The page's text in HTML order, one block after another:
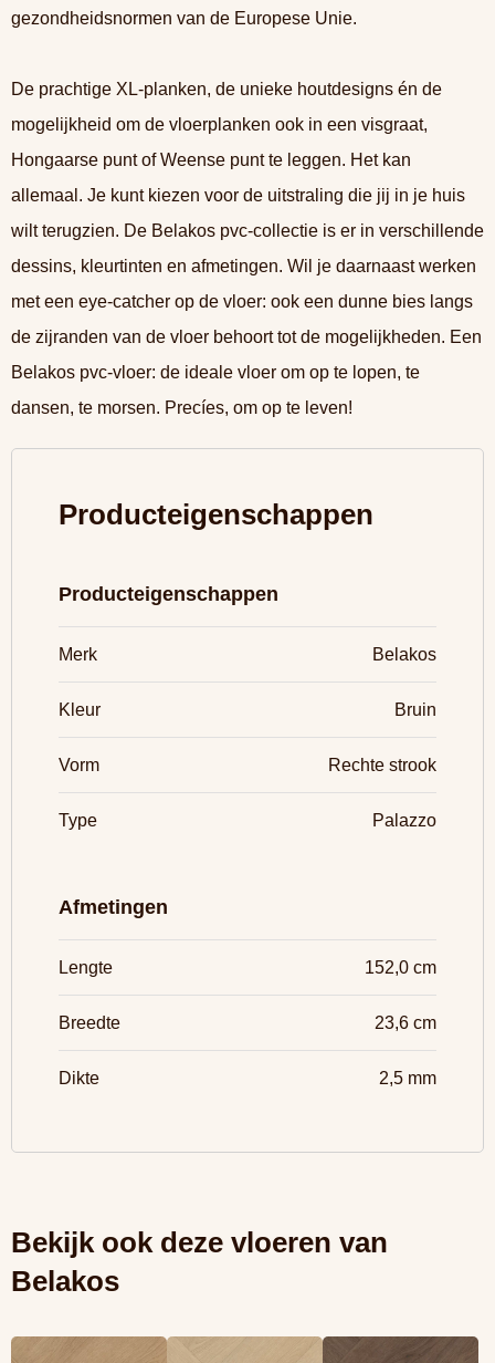
gezondheidsnormen van de Europese Unie.
De prachtige XL-planken, de unieke houtdesigns én de
mogelijkheid om de vloerplanken ook in een visgraat,
Hongaarse punt of Weense punt te leggen. Het kan
allemaal. Je kunt kiezen voor de uitstraling die jij in je huis
wilt terugzien. De Belakos pvc-collectie is er in verschillende
dessins, kleurtinten en afmetingen. Wil je daarnaast werken
met een eye-catcher op de vloer: ook een dunne bies langs
de zijranden van de vloer behoort tot de mogelijkheden. Een
Belakos pvc-vloer: de ideale vloer om op te lopen, te
dansen, te morsen. Precíes, om op te leven!
Producteigenschappen
Producteigenschappen
Merk Belakos
Kleur Bruin
Vorm Rechte strook
Type Palazzo
Afmetingen
Lengte 152,0 cm
Breedte 23,6 cm
Dikte 2,5 mm
Bekijk ook deze vloeren van
Belakos
Lees meer
Lees meer